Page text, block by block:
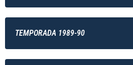
TEMPORADA 1989-90